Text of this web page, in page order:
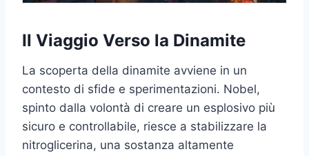
Il Viaggio Verso la Dinamite
La scoperta della dinamite avviene in un
contesto di sfide e sperimentazioni. Nobel,
spinto dalla volontà di creare un esplosivo più
sicuro e controllabile, riesce a stabilizzare la
nitroglicerina, una sostanza altamente